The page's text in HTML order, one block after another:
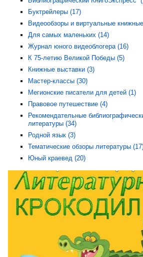
Буктрейлеры (17)
Видеообзоры и виртуальные
Для самых маленьких (14)
Журнал юного видеоблогера (16)
К 75-летию Великой Победы (5)
Книжные выставки (3)
Мастер-классы (30)
Мегионские писатели для детей (1)
Правовое путешествие (4)
Рекомендательные
литературы (34)
Родной язык (3)
Тематические обзоры литературы
Юный краевед (20)